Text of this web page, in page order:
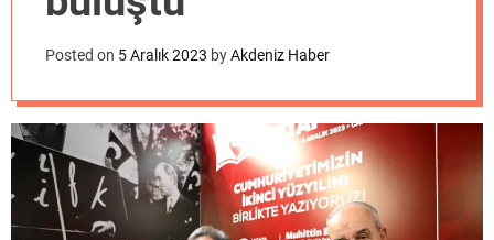
Posted on 5 Aralık 2023 byAkdeniz Haber